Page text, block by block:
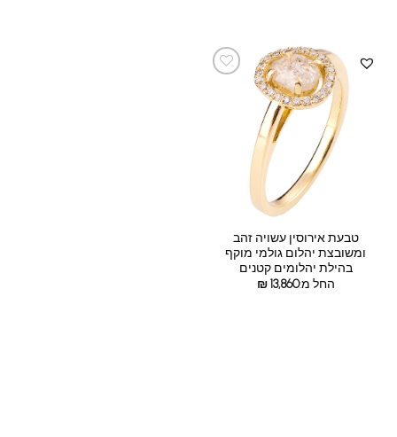
טבעת אירוסין עשויה זהב
ומשובצת יהלום גולמי מוקף
בהילת יהלומים קטנים
החל מ:
₪13,860